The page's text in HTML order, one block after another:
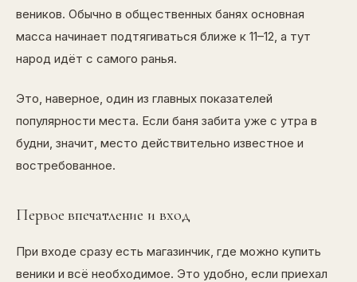
веников. Обычно в общественных банях основная
масса начинает подтягиваться ближе к 11–12, а тут
народ идёт с самого ранья.
Это, наверное, один из главных показателей
популярности места. Если баня забита уже с утра в
будни, значит, место действительно известное и
востребованное.
Первое впечатление и вход
При входе сразу есть магазинчик, где можно купить
веники и всё необходимое. Это удобно, если приехал